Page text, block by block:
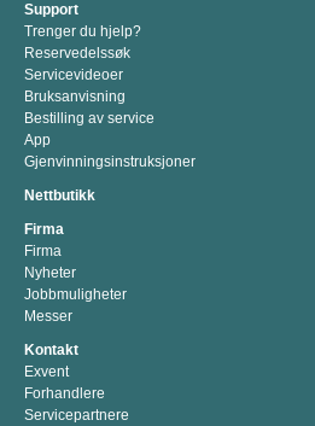
Support
Trenger du hjelp?
Reservedelssøk
Servicevideoer
Bruksanvisning
Bestilling av service
App
Gjenvinningsinstruksjoner
Nettbutikk
Firma
Firma
Nyheter
Jobbmuligheter
Messer
Kontakt
Exvent
Forhandlere
Servicepartnere